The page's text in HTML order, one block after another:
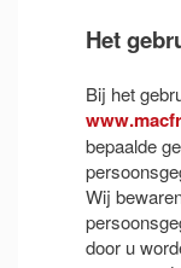
Het
Bij het
bepaalde
Wij
door u